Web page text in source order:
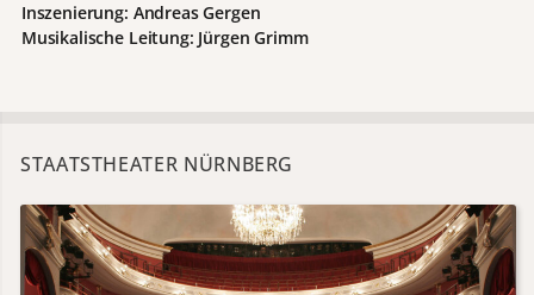
Inszenierung: Andreas Gergen
Musikalische Leitung: Jürgen Grimm
STAATSTHEATER NÜRNBERG